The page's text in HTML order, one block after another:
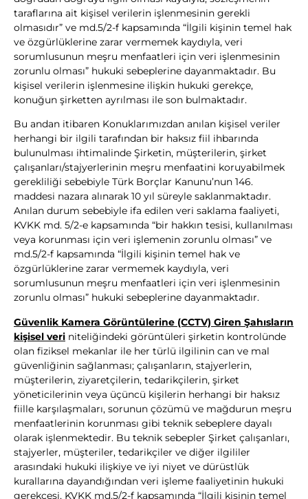
taraflarına ait kişisel verilerin işlenmesinin gerekli
olmasıdır” ve md.5/2-f kapsamında “İlgili kişinin temel hak
ve özgürlüklerine zarar vermemek kaydıyla, veri
sorumlusunun meşru menfaatleri için veri işlenmesinin
zorunlu olması” hukuki sebeplerine dayanmaktadır. Bu
kişisel verilerin işlenmesine ilişkin hukuki gerekçe,
konuğun şirketten ayrılması ile son bulmaktadır.
Bu andan itibaren Konuklarımızdan anılan kişisel veriler
herhangi bir ilgili tarafından bir haksız fiil ihbarında
bulunulması ihtimalinde Şirketin, müşterilerin, şirket
çalışanları/stajyerlerinin meşru menfaatini koruyabilmek
gerekliliği sebebiyle Türk Borçlar Kanunu’nun 146.
maddesi nazara alınarak 10 yıl süreyle saklanmaktadır.
Anılan durum sebebiyle ifa edilen veri saklama faaliyeti,
KVKK md. 5/2-e kapsamında “bir hakkın tesisi, kullanılması
veya korunması için veri işlemenin zorunlu olması” ve
md.5/2-f kapsamında “İlgili kişinin temel hak ve
özgürlüklerine zarar vermemek kaydıyla, veri
sorumlusunun meşru menfaatleri için veri işlenmesinin
zorunlu olması” hukuki sebeplerine dayanmaktadır.
Güvenlik Kamera Görüntülerine (CCTV) Giren Şahısların
kişisel veri niteliğindeki görüntüleri şirketin kontrolünde
olan fiziksel mekanlar ile her türlü ilgilinin can ve mal
güvenliğinin sağlanması; çalışanların, stajyerlerin,
müşterilerin, ziyaretçilerin, tedarikçilerin, şirket
yöneticilerinin veya üçüncü kişilerin herhangi bir haksız
fiille karşılaşmaları, sorunun çözümü ve mağdurun meşru
menfaatlerinin korunması gibi teknik sebeplere dayalı
olarak işlenmektedir. Bu teknik sebepler Şirket çalışanları,
stajyerler, müşteriler, tedarikçiler ve diğer ilgililer
arasındaki hukuki ilişkiye ve iyi niyet ve dürüstlük
kurallarına dayandığından veri işleme faaliyetinin hukuki
gerekçesi, KVKK md.5/2-f kapsamında “İlgili kişinin temel